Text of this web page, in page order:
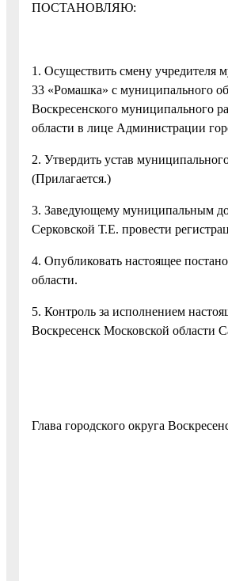
ПОСТАНОВЛЯЮ:
1. Осуществить смену учредителя
33 «Ромашка» с муниципального
Воскресенского муниципального
области в лице Администрации
2. Утвердить устав
(Прилагается.)
3. Заведующему муниципальным
Серковской Т.Е. провести
4. Опубликовать настоящее
области.
5. Контроль за исполнением
Воскресенск Московской области
Глава городского